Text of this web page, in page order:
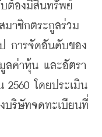
ต้องมีสินทรัพย์
าชิกตระกูลร่วม
การจัดอันดับของ
ลค่าหุ้น และอัตรา
2560 โดยประเมิน
บริษัทจดทะเบียนที่